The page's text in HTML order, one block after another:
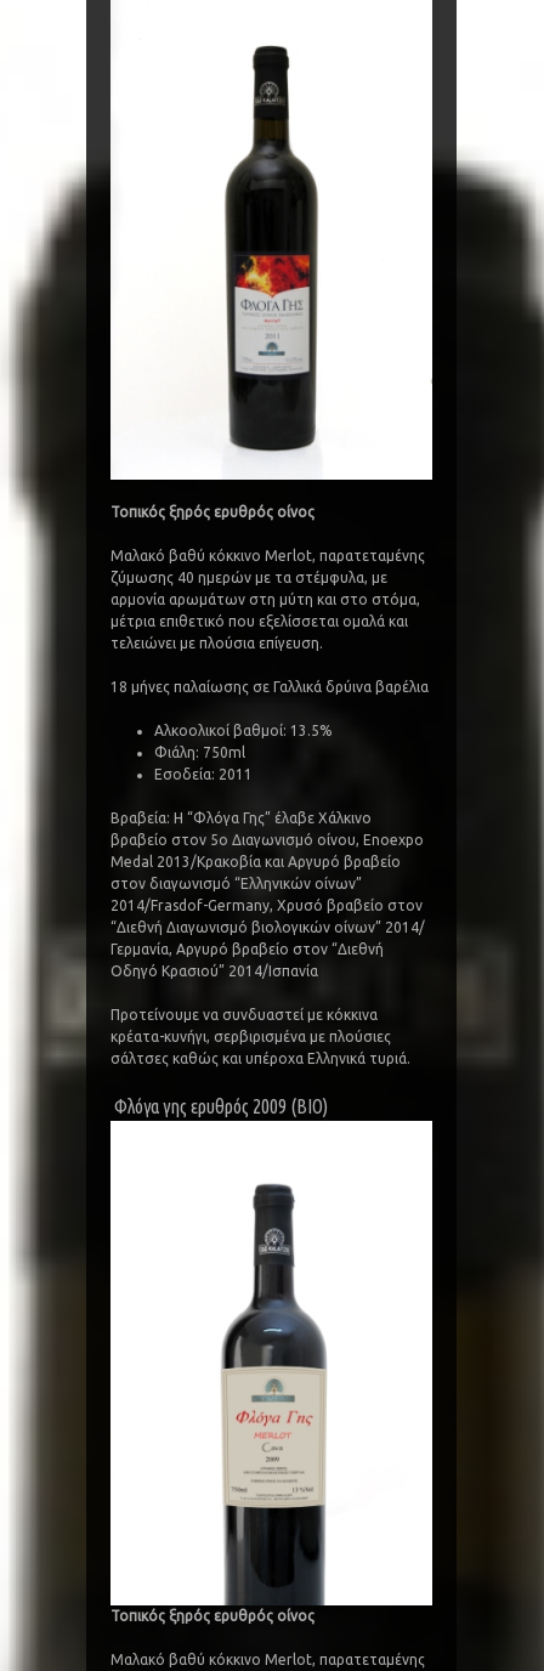
Τοπικός ξηρός ερυθρός οίνος
Μαλακό βαθύ κόκκινο Merlot, παρατεταμένης
ζύμωσης 40 ημερών με τα στέμφυλα, με
αρμονία αρωμάτων στη μύτη και στο στόμα,
μέτρια επιθετικό που εξελίσσεται ομαλά και
τελειώνει με πλούσια επίγευση.
18 μήνες παλαίωσης σε Γαλλικά δρύινα βαρέλια
Αλκοολικοί βαθμοί: 13.5%
Φιάλη: 750ml
Εσοδεία: 2011
Βραβεία: H “Φλόγα Γης” έλαβε Χάλκινο
βραβείο στον 5o Διαγωνισμό οίνου, Enoexpo
Medal 2013/Κρακοβία και Αργυρό βραβείο
στον διαγωνισμό “Ελληνικών οίνων”
2014/Frasdof-Germany, Χρυσό βραβείο στον
“Διεθνή Διαγωνισμό βιολογικών οίνων” 2014/
Γερμανία, Αργυρό βραβείο στον “Διεθνή
Οδηγό Κρασιού” 2014/Ισπανία
Προτείνουμε να συνδυαστεί με κόκκινα
κρέατα-κυνήγι, σερβιρισμένα με πλούσιες
σάλτσες καθώς και υπέροχα Ελληνικά τυριά.
Φλόγα γης ερυθρός 2009 (BIO)
Τοπικός ξηρός ερυθρός οίνος
Μαλακό βαθύ κόκκινο Merlot, παρατεταμένης